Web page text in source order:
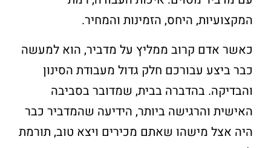
המקצועיות, היחס, הזמינות והמחיר.
כאשר אדם קרוב ממליץ על מדביר, הוא למעשה
כבר ביצע עבורכם חלק גדול מעבודת הסינון
והבדיקה. בהדברה בבית, שמדובר בסביבה
האישית והרגישה ביותר, הידיעה שהמדביר כבר
היה אצל מישהו שאתם מכירים ויצא טוב, תורמת